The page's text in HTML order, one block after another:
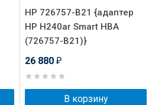
HP 726757-B21 {адаптер
HP H240ar Smart HBA
(726757-B21)}
26 880 ₽
В корзину